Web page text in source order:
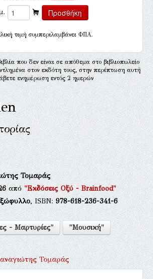
τιμή συμπεριλαμβάνει ΦΠΑ.
που δεν είναι σε απόθεμα στο βιβλιοπωλείο
στον εκδότη τους, στην περίπτωση αυτή
ενημέρωση εντός 2 ημερών
Τομαράς
από"Εκδόσεις Οξύ - Brainfood"
, ISBN:978-618-236-341-6
- Μαρτυρίες" "Μουσική"
Τομαράς